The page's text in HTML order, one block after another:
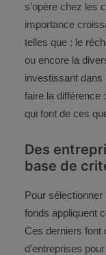
s’opère chez les
importance
telles que : le
ou encore la
investissant dans
faire la différence
qui font de ces
Des
base de
Pour
fonds appliquent
Ces derniers font
d’entreprises